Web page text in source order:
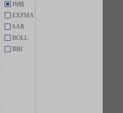
均线
EXPMA
SAR
BOLL
BBI